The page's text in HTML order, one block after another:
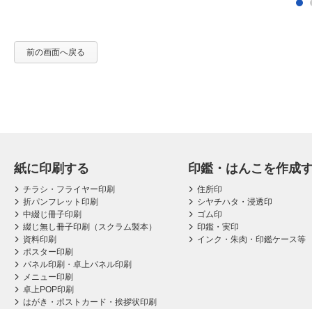
前の画面へ戻る
紙に印刷する
チラシ・フライヤー印刷
折パンフレット印刷
中綴じ冊子印刷
綴じ無し冊子印刷（スクラム製本）
資料印刷
ポスター印刷
パネル印刷・卓上パネル印刷
メニュー印刷
卓上POP印刷
はがき・ポストカード・挨拶状印刷
印鑑・はんこを作成
住所印
シヤチハタ・浸透印
ゴム印
印鑑・実印
インク・朱肉・印鑑ケース等